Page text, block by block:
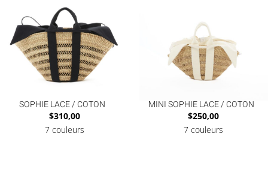
SOPHIE LACE / COTON
$310,00
7 couleurs
MINI SOPHIE LACE / COTON
$250,00
7 couleurs